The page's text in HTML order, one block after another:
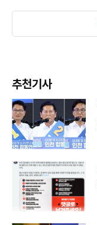
추천기사